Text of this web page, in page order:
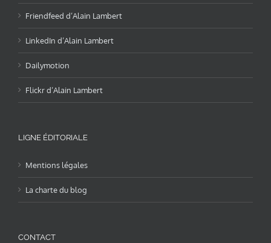
Friendfeed d’Alain Lambert
LinkedIn d’Alain Lambert
Dailymotion
Flickr d’Alain Lambert
LIGNE ÉDITORIALE
Mentions légales
La charte du blog
CONTACT